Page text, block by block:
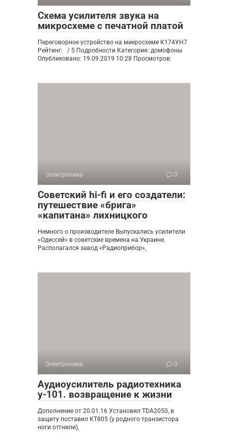
Схема усилителя звука на
микросхеме с печатной платой
Переговорное устройство на микросхеме К174УН7
Рейтинг: / 5 Подробности Категория: домофоны
Опубликовано: 19.09.2019 10:28 Просмотров:
Электроника 0
Советский hi-fi и его создатели:
путешествие «брига»
«капитана» лихницкого
Немного о производителе Выпускались усилители
«Одиссей» в советские времена на Украине.
Располагался завод «Радиоприбор»,
Электроника 0
Аудиоусилитель радиотехника
у-101. возвращение к жизни
Дополнение от 20.01.16 Установил TDA2050, в
защиту поставил КТ805 (у родного транзистора
ноги отгнили),